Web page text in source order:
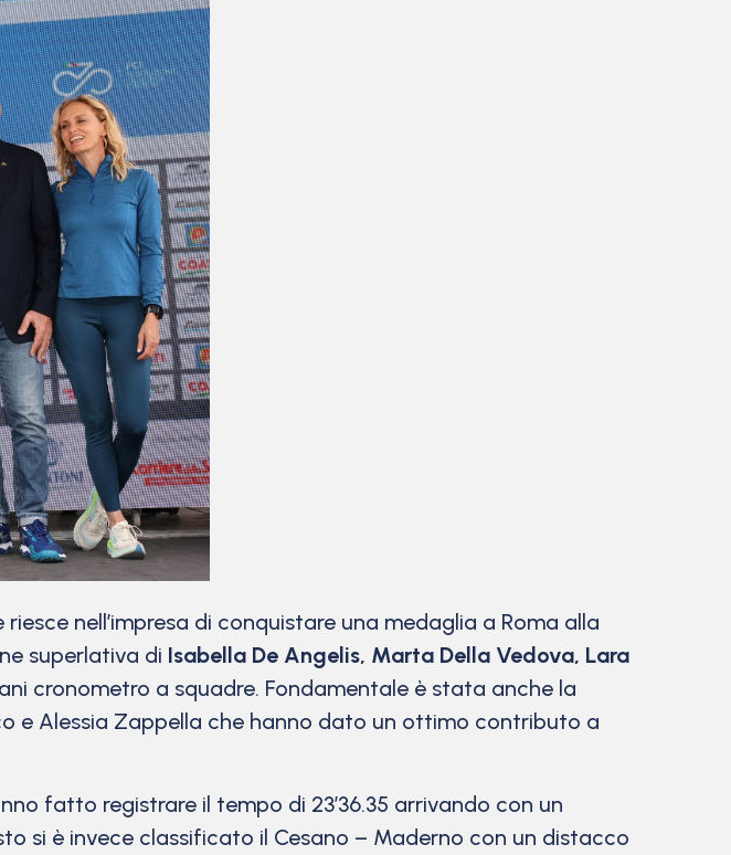
nell’impresa di conquistare una medaglia a Roma alla
superlativa di Isabella De Angelis, Marta Della Vedova, Lara
cronometro a squadre. Fondamentale è stata anche la
e Alessia Zappella che hanno dato un ottimo contributo a
fatto registrare il tempo di 23’36.35 arrivando con un
si è invece classificato il Cesano – Maderno con un distacco